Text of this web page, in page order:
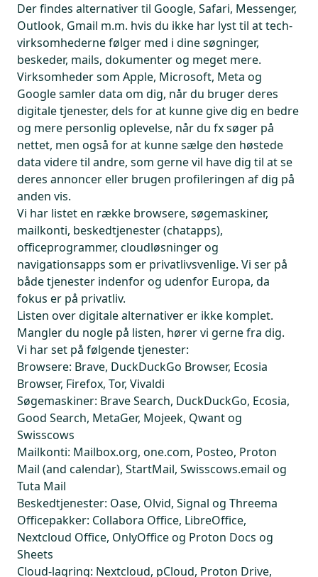
Der findes alternativer til Google, Safari, Messenger,
Outlook, Gmail m.m. hvis du ikke har lyst til at tech-
virksomhederne følger med i dine søgninger,
beskeder, mails, dokumenter og meget mere.
Virksomheder som Apple, Microsoft, Meta og
Google samler data om dig, når du bruger deres
digitale tjenester, dels for at kunne give dig en bedre
og mere personlig oplevelse, når du fx søger på
nettet, men også for at kunne sælge den høstede
data videre til andre, som gerne vil have dig til at se
deres annoncer eller brugen profileringen af dig på
anden vis.
Vi har listet en række browsere, søgemaskiner,
mailkonti, beskedtjenester (chatapps),
officeprogrammer, cloudløsninger og
navigationsapps som er privatlivsvenlige. Vi ser på
både tjenester indenfor og udenfor Europa, da
fokus er på privatliv.
Listen over digitale alternativer er ikke komplet.
Mangler du nogle på listen, hører vi gerne fra dig.
Vi har set på følgende tjenester:
Browsere: Brave, DuckDuckGo Browser, Ecosia
Browser, Firefox, Tor, Vivaldi
Søgemaskiner: Brave Search, DuckDuckGo, Ecosia,
Good Search, MetaGer, Mojeek, Qwant og
Swisscows
Mailkonti: Mailbox.org, one.com, Posteo, Proton
Mail (and calendar), StartMail, Swisscows.email og
Tuta Mail
Beskedtjenester: Oase, Olvid, Signal og Threema
Officepakker: Collabora Office, LibreOffice,
Nextcloud Office, OnlyOffice og Proton Docs og
Sheets
Cloud-lagring: Nextcloud, pCloud, Proton Drive,